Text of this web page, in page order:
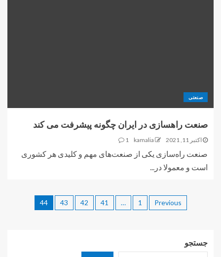
صنعتی
صنعت راهسازی در ایران چگونه پیشرفت می کند
اکتبر 11, 2021 kamalia
1
صنعت راه‌سازی یکی از صنعت‌های مهم و کلیدی هر کشوری
است و معمولا در...
Previous
1
…
41
42
43
44
جستجو